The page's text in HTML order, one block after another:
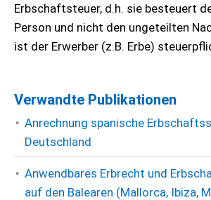
Erbschaftsteuer, d.h. sie besteuert
Person und nicht den ungeteilten
ist der Erwerber (z.B. Erbe)
Verwandte Publikationen
Anrechnung spanische
Deutschland
Anwendbares Erbrecht und
auf den Balearen (Mallorca, Ibiza,